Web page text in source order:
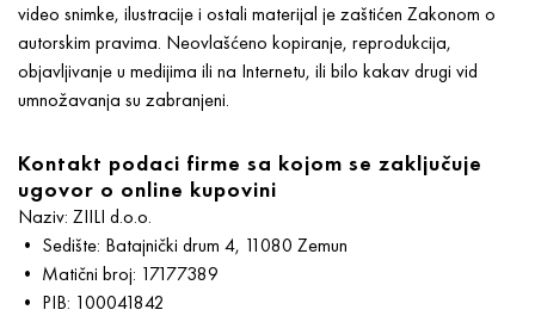
video snimke, ilustracije i ostali materijal je zaštićen Zakonom o
autorskim pravima. Neovlašćeno kopiranje, reprodukcija,
objavljivanje u medijima ili na Internetu, ili bilo kakav drugi vid
umnožavanja su zabranjeni.
Kontakt podaci firme sa kojom se zaključuje
ugovor o online kupovini
Naziv: ZIILI d.o.o.
• Sedište: Batajnički drum 4, 11080 Zemun
• Matični broj: 17177389
• PIB: 100041842